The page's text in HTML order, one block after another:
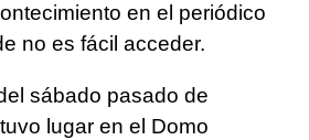
en el periódico
no es fácil acceder.
sábado pasado de
lugar en el Domo